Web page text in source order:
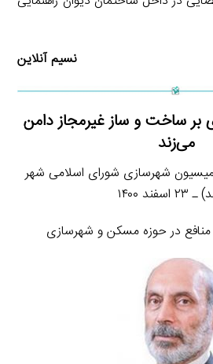
نسیم آنلاین
بر ساخت و ساز غیرمجاز دامن
می‌زند
شهرسازی شورای اسلامی شهر
۱۴۰۰
در حوزه مسکن و شهرسازی